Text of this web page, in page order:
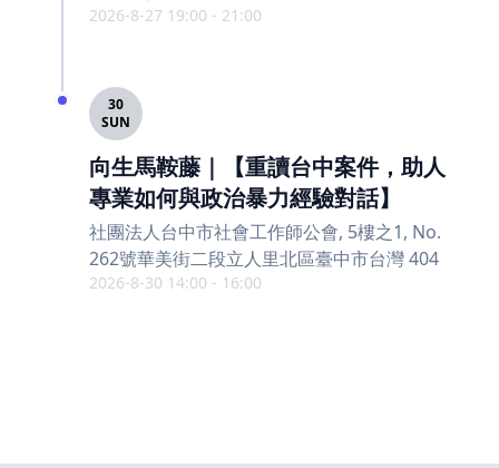
2026-8-27 19:00 - 21:00
30
SUN
向生馬鞍藤｜【重讀台中案件，助人
專業如何與政治暴力經驗對話】
社團法人台中市社會工作師公會, 5樓之1, No.
262號華美街二段立人里北區臺中市台灣 404
2026-8-30 14:00 - 16:00